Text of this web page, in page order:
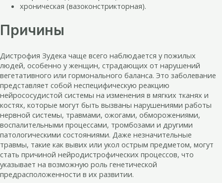
хроническая (вазоконстрикторная).
Причины
Дистрофия Зудека чаще всего наблюдается у пожилых
людей, особенно у женщин, страдающих от нарушений
вегетативного или гормонального баланса. Это заболевание
представляет собой неспецифическую реакцию
нейрососудистой системы на изменения в мягких тканях и
костях, которые могут быть вызваны нарушениями работы
нервной системы, травмами, ожогами, обморожениями,
воспалительными процессами, тромбозами и другими
патологическими состояниями. Даже незначительные
травмы, такие как вывих или укол острым предметом, могут
стать причиной нейродистрофических процессов, что
указывает на возможную роль генетической
предрасположенности в их развитии.